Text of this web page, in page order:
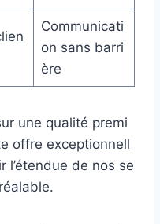
Communicati
on sans barri
ère
une qualité premi
offre exceptionnell
l’étendue de nos se